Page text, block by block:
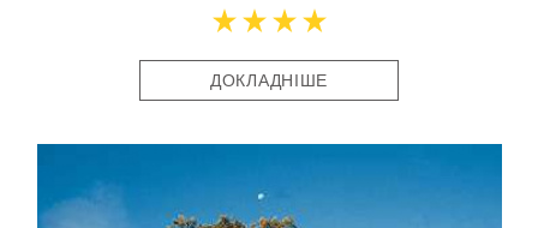
ДОКЛАДНІШЕ